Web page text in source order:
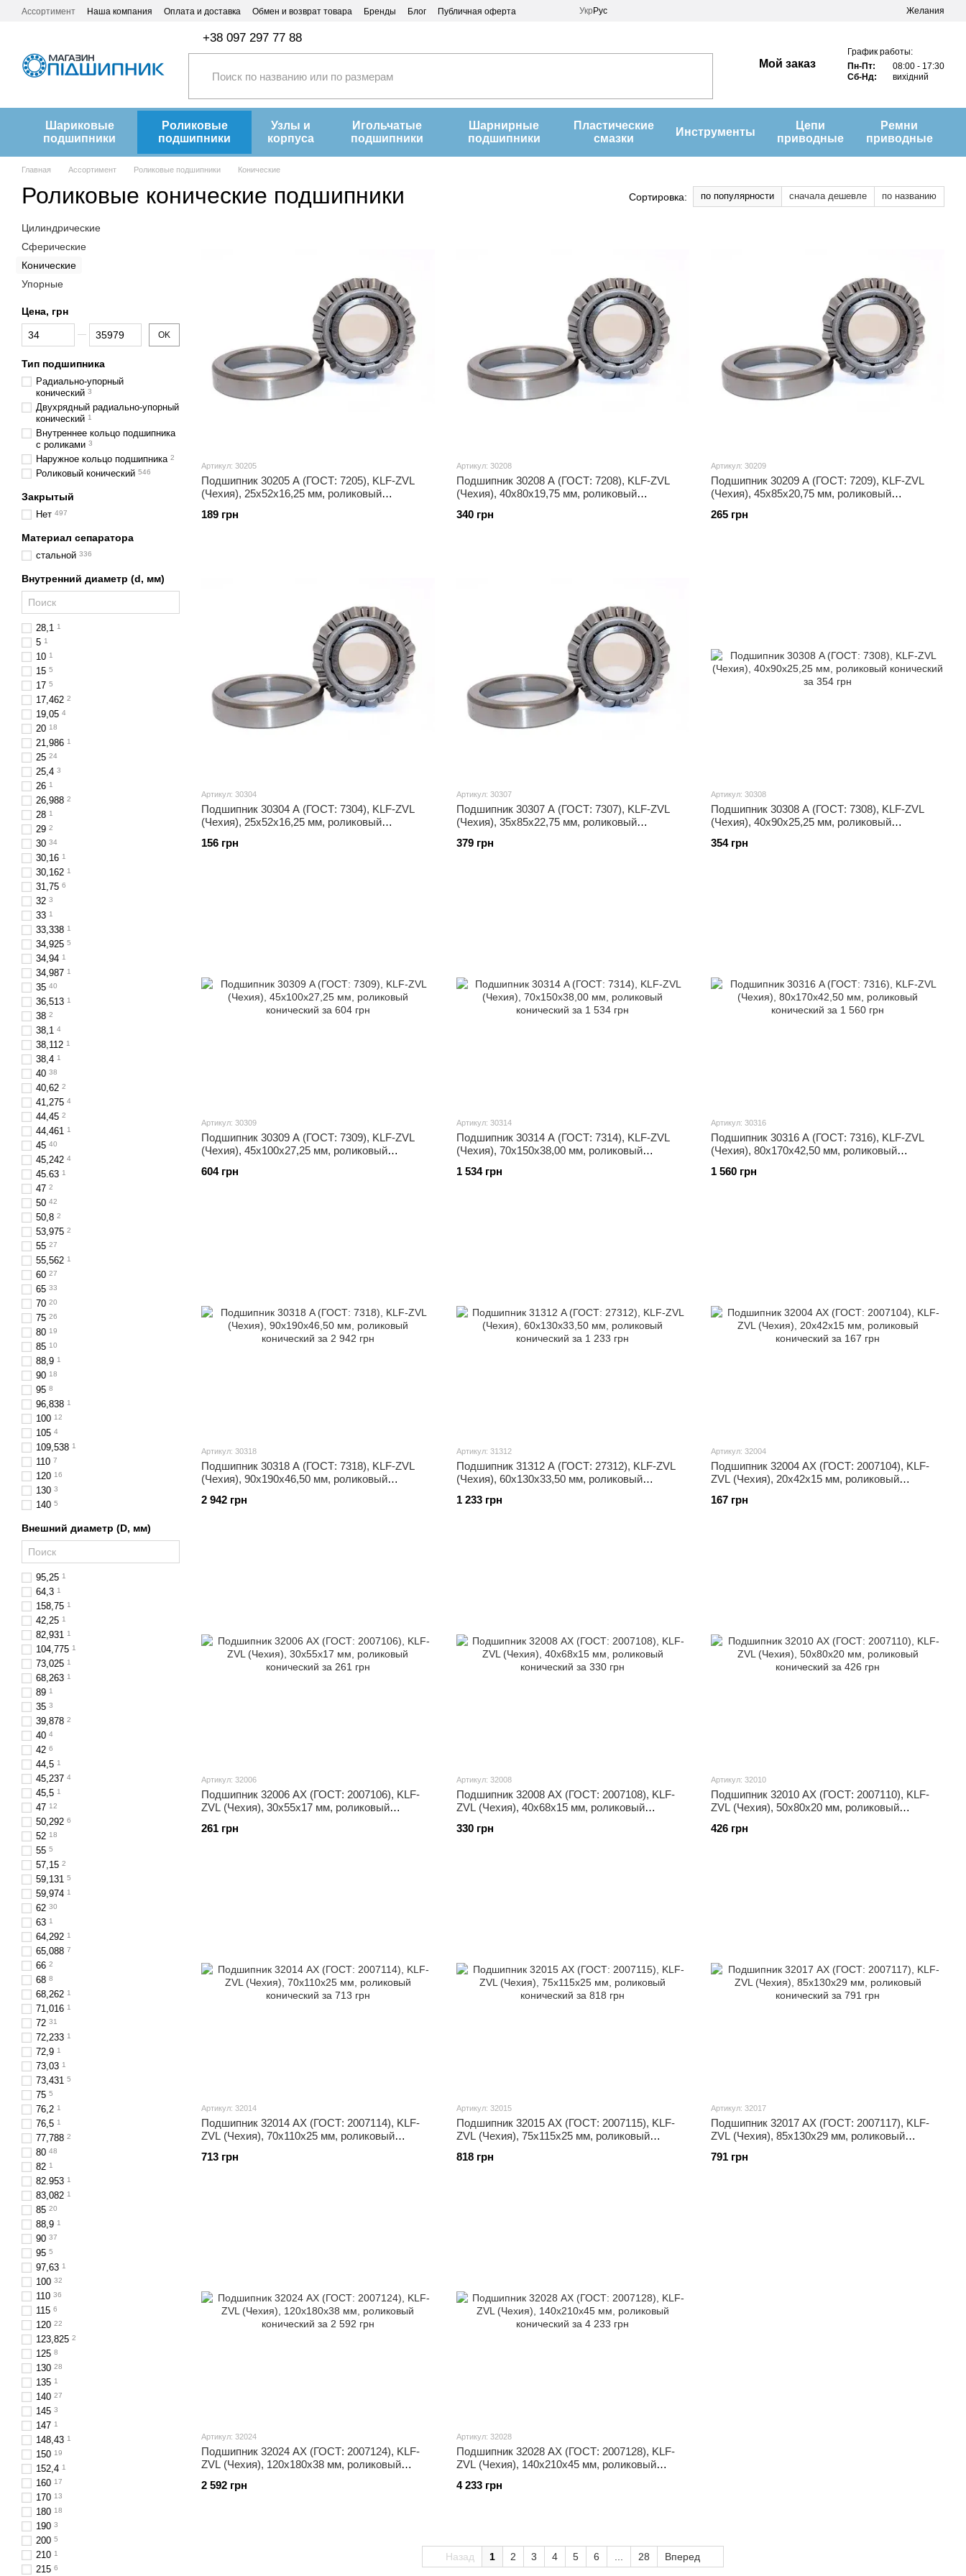
Перейти к основному контенту
Ассортимент Наша компания Оплата и доставка Обмен и возврат товара Бренды Блог Публичная оферта Укр Рус Желания
+38 097 297 77 88
Мой заказ
График работы:
Пн-Пт:
08:00 - 17:30
Сб-Нд:
вихідний
Шариковые
подшипники
Роликовые
подшипники
Узлы и
корпуса
Игольчатые
подшипники
Шарнирные
подшипники
Пластические
смазки
Инструменты
Цепи
приводные
Ремни
приводные
Главная Ассортимент Роликовые подшипники Конические
Роликовые конические подшипники Сортировка: по популярности сначала дешевле по названию
Артикул: 30205
Подшипник 30205 A (ГОСТ: 7205), KLF-ZVL
(Чехия), 25x52x16,25 мм, роликовый
189 грн
Артикул: 30208
Подшипник 30208 A (ГОСТ: 7208), KLF-ZVL
(Чехия), 40x80x19,75 мм, роликовый
340 грн
Артикул: 30209
Подшипник 30209 A (ГОСТ: 7209), KLF-ZVL
(Чехия), 45x85x20,75 мм, роликовый
265 грн
Артикул: 30304
Подшипник 30304 A (ГОСТ: 7304), KLF-ZVL
(Чехия), 25x52x16,25 мм, роликовый
156 грн
Артикул: 30307
Подшипник 30307 A (ГОСТ: 7307), KLF-ZVL
(Чехия), 35x85x22,75 мм, роликовый
379 грн
Артикул: 30308
Подшипник 30308 A (ГОСТ: 7308), KLF-ZVL
(Чехия), 40x90x25,25 мм, роликовый
354 грн
Артикул: 30309
Подшипник 30309 A (ГОСТ: 7309), KLF-ZVL
(Чехия), 45x100x27,25 мм, роликовый
604 грн
Артикул: 30314
Подшипник 30314 A (ГОСТ: 7314), KLF-ZVL
(Чехия), 70x150x38,00 мм, роликовый
1 534 грн
Артикул: 30316
Подшипник 30316 A (ГОСТ: 7316), KLF-ZVL
(Чехия), 80x170x42,50 мм, роликовый
1 560 грн
Артикул: 30318
Подшипник 30318 A (ГОСТ: 7318), KLF-ZVL
(Чехия), 90x190x46,50 мм, роликовый
2 942 грн
Артикул: 31312
Подшипник 31312 A (ГОСТ: 27312), KLF-ZVL
(Чехия), 60x130x33,50 мм, роликовый
1 233 грн
Артикул: 32004
Подшипник 32004 AX (ГОСТ: 2007104), KLF-
ZVL (Чехия), 20x42x15 мм, роликовый
167 грн
Артикул: 32006
Подшипник 32006 AX (ГОСТ: 2007106), KLF-
ZVL (Чехия), 30x55x17 мм, роликовый
261 грн
Артикул: 32008
Подшипник 32008 АХ (ГОСТ: 2007108), KLF-
ZVL (Чехия), 40x68x15 мм, роликовый
330 грн
Артикул: 32010
Подшипник 32010 АХ (ГОСТ: 2007110), KLF-
ZVL (Чехия), 50x80x20 мм, роликовый
426 грн
Артикул: 32014
Подшипник 32014 АХ (ГОСТ: 2007114), KLF-
ZVL (Чехия), 70x110x25 мм, роликовый
713 грн
Артикул: 32015
Подшипник 32015 АХ (ГОСТ: 2007115), KLF-
ZVL (Чехия), 75x115x25 мм, роликовый
818 грн
Артикул: 32017
Подшипник 32017 АХ (ГОСТ: 2007117), KLF-
ZVL (Чехия), 85x130x29 мм, роликовый
791 грн
Артикул: 32024
Подшипник 32024 АХ (ГОСТ: 2007124), KLF-
ZVL (Чехия), 120x180x38 мм, роликовый
2 592 грн
Артикул: 32028
Подшипник 32028 АХ (ГОСТ: 2007128), KLF-
ZVL (Чехия), 140x210x45 мм, роликовый
4 233 грн
Назад 1 2 3 4 5 6 28 Вперед
Цилиндрические
Сферические
Конические
Упорные
Цена, грн
От Цена, грн
До Цена, грн OK
Тип подшипника
Радиально-упорный
конический 3
Двухрядный радиально-упорный
конический 1
Внутреннее кольцо подшипника
с роликами 3
Наружное кольцо подшипника 2
Роликовый конический 546
Закрытый
Нет 497
Материал сепаратора
стальной 336
Внутренний диаметр (d, мм)
28,1 1
5 1
10 1
15 5
17 5
17,462 2
19,05 4
20 18
21,986 1
25 24
25,4 3
26 1
26,988 2
28 1
29 2
30 34
30,16 1
30,162 1
31,75 6
32 3
33 1
33,338 1
34,925 5
34,94 1
34,987 1
35 40
36,513 1
38 2
38,1 4
38,112 1
38,4 1
40 38
40,62 2
41,275 4
44,45 2
44,461 1
45 40
45,242 4
45.63 1
47 2
50 42
50,8 2
53,975 2
55 27
55,562 1
60 27
65 33
70 20
75 26
80 19
85 10
88,9 1
90 18
95 8
96,838 1
100 12
105 4
109,538 1
110 7
120 16
130 3
140 5
Внешний диаметр (D, мм)
95,25 1
64,3 1
158,75 1
42,25 1
82,931 1
104,775 1
73,025 1
68,263 1
89 1
35 3
39,878 2
40 4
42 6
44,5 1
45,237 4
45,5 1
47 12
50,292 6
52 18
55 5
57,15 2
59,131 5
59,974 1
62 30
63 1
64,292 1
65,088 7
66 2
68 8
68,262 1
71,016 1
72 31
72,233 1
72,9 1
73,03 1
73,431 5
75 5
76,2 1
76,5 1
77,788 2
80 48
82 1
82.953 1
83,082 1
85 20
88,9 1
90 37
95 5
97,63 1
100 32
110 36
115 6
120 22
123,825 2
125 8
130 28
135 1
140 27
145 3
147 1
148,43 1
150 19
152,4 1
160 17
170 13
180 18
190 3
200 5
210 1
215 6